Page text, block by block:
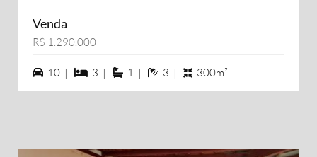
Venda
R$ 1.290.000
10 vagas na garagem
10 | 3 dormiórios
3 | 1 suítes
1 | 3 banheiros
3 | 300m²